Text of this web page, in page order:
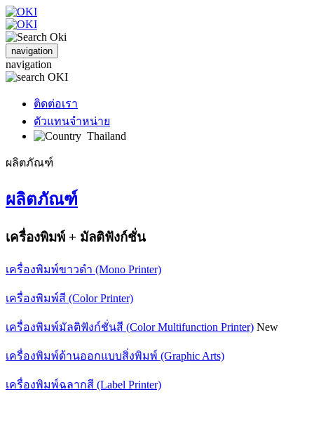
navigation
navigation
ติดต่อเรา
ตัวแทนจำหน่าย
Thailand
ผลิตภัณฑ์
ผลิตภัณฑ์
เครื่องพิมพ์ + มัลติฟังก์ชั่น
เครื่องพิมพ์ขาวดำ (Mono Printer)
เครื่องพิมพ์สี (Color Printer)
เครื่องพิมพ์มัลติฟังก์ชั่นสี (Color Multifunction Printer) New
เครื่องพิมพ์ด้านออกแบบสิ่งพิมพ์ (Graphic Arts)
เครื่องพิมพ์ฉลากสี (Label Printer)